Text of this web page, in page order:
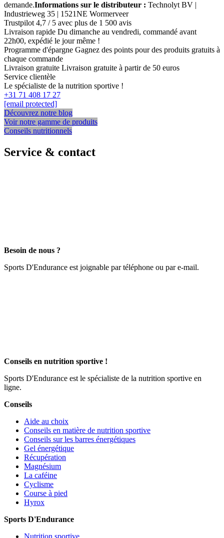
demande.Informations sur le distributeur : Technolyt BV |
Industrieweg 35 | 1521NE Wormerveer
Trustpilot 4,7 / 5 avec plus de 1 500 avis
Livraison rapide Du dimanche au vendredi, commandé avant
22h00, expédié le jour même !
Programme d'épargne Gagnez des points pour des produits gratuits à
chaque commande
Livraison gratuite Livraison gratuite à partir de 50 euros
Service clientèle
Le spécialiste de la nutrition sportive !
+31 71 408 17 27
[email protected]
Découvrez notre blog
Voir notre gamme de produits
Conseils nutritionnels
Service & contact
Besoin de nous ?
Sports D'Endurance est joignable par téléphone ou par e-mail.
Conseils en nutrition sportive !
Sports D'Endurance est le spécialiste de la nutrition sportive en
ligne.
Conseils
Aide au choix
Conseils en matière de nutrition sportive
Conseils sur les barres énergétiques
Gel énergétique
Récupération
Magnésium
La caféine
Cyclisme
Course à pied
Hyrox
Sports D'Endurance
Nutrition sportive